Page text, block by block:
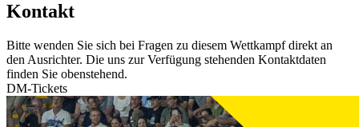
Kontakt
Bitte wenden Sie sich bei Fragen zu diesem Wettkampf direkt an
den Ausrichter. Die uns zur Verfügung stehenden Kontaktdaten
finden Sie obenstehend.
DM-Tickets